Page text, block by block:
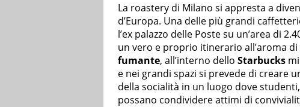
La roastery di Milano si appresta a
d’Europa. Una delle più grandi
l’ex palazzo delle Poste su un’area di
un vero e proprio itinerario all’aroma di
fumante, all’interno dello Starbucks
e nei grandi spazi si prevede di creare
della socialità in un luogo dove
possano condividere attimi di